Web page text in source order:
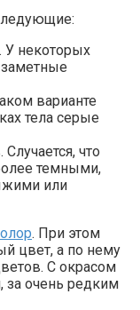
некоторых
варианте
тела серые
что
темными,
или
. При этом
цвет, а по нему
С окрасом
за очень редким